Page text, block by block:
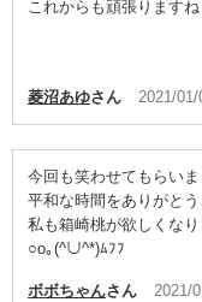
これからも頑張ります
菱沼あゆさん 2021/
今回も笑わせてもらい
平和な時間をありがと
私も箱崎桃が欲しくな
○o｡(^∪^*)ﾑﾌﾌ
ボボちゃんさん 2021/